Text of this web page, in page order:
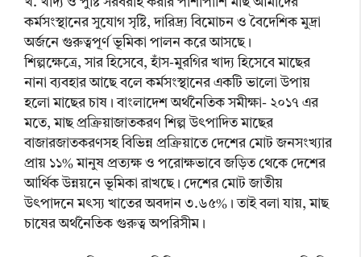
কর্মসংস্থানের সুযোগ সৃষ্টি, দারিদ্র্য বিমোচন ও বৈদেশিক মুদ্রা
অর্জনে গুরুত্বপূর্ণ ভূমিকা পালন করে আসছে।
শিল্পক্ষেত্রে, সার হিসেবে, হাঁস-মুরগির খাদ্য হিসেবে মাছের
নানা ব্যবহার আছে বলে কর্মসংস্থানের একটি ভালো উপায়
হলো মাছের চাষ। বাংলাদেশ অর্থনৈতিক সমীক্ষা- ২০১৭ এর
মতে, মাছ প্রক্রিয়াজাতকরণ শিল্প উৎপাদিত মাছের
বাজারজাতকরণসহ বিভিন্ন প্রক্রিয়াতে দেশের মোট জনসংখ্যার
প্রায় ১১% মানুষ প্রত্যক্ষ ও পরোক্ষভাবে জড়িত থেকে দেশের
আর্থিক উন্নয়নে ভূমিকা রাখছে। দেশের মোট জাতীয়
উৎপাদনে মৎস্য খাতের অবদান ৩.৬৫%। তাই বলা যায়, মাছ
চাষের অর্থনৈতিক গুরুত্ব অপরিসীম।